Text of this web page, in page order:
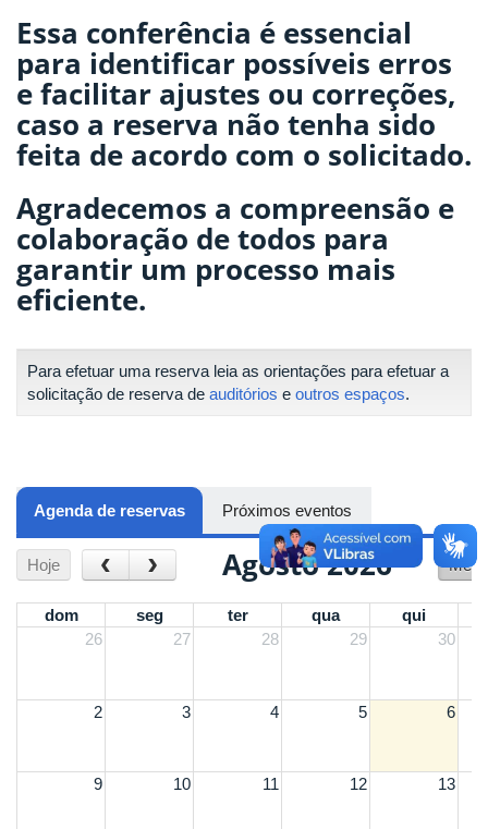
Essa conferência é essencial
para identificar possíveis erros
e facilitar ajustes ou correções,
caso a reserva não tenha sido
feita de acordo com o solicitado.
Agradecemos a compreensão e
colaboração de todos para
garantir um processo mais
eficiente.
Para efetuar uma reserva leia as orientações para efetuar a
solicitação de reserva de auditórios e outros espaços.
Agenda de reservas (aba ativa)
Próximos eventos
Hoje ‹ › Agosto 2026 Mês
dom seg ter qua
qui
26
27 28 29 30
2 3 4 5 6
9 10 11 12 13